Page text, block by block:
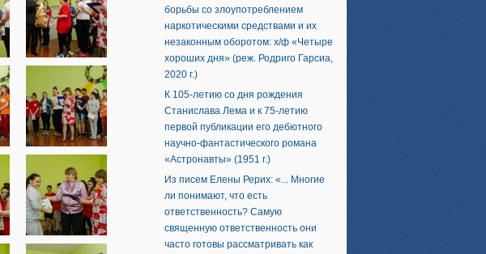
борьбы со злоупотреблением
наркотическими средствами и их
незаконным оборотом: х/ф «Четыре
хороших дня» (реж. Родриго Гарсиа,
2020 г.)
К 105-летию со дня рождения
Станислава Лема и к 75-летию
первой публикации его дебютного
научно-фантастического романа
«Астронавты» (1951 г.)
Из писем Елены Рерих: «... Многие
ли понимают, что есть
ответственность? Самую
священную ответственность они
часто готовы рассматривать как